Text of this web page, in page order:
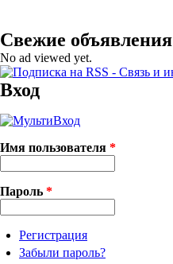
Свежие объявления
No ad viewed yet.
Вход
Имя пользователя *
Пароль *
Регистрация
Забыли пароль?